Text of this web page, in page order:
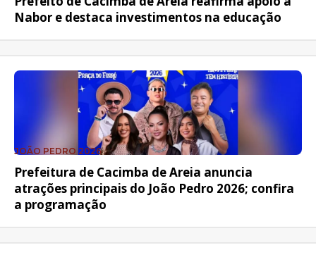
Nabor e destaca investimentos na educação
JOÃO PEDRO 2026
Prefeitura de Cacimba de Areia anuncia
atrações principais do João Pedro 2026; confira
a programação